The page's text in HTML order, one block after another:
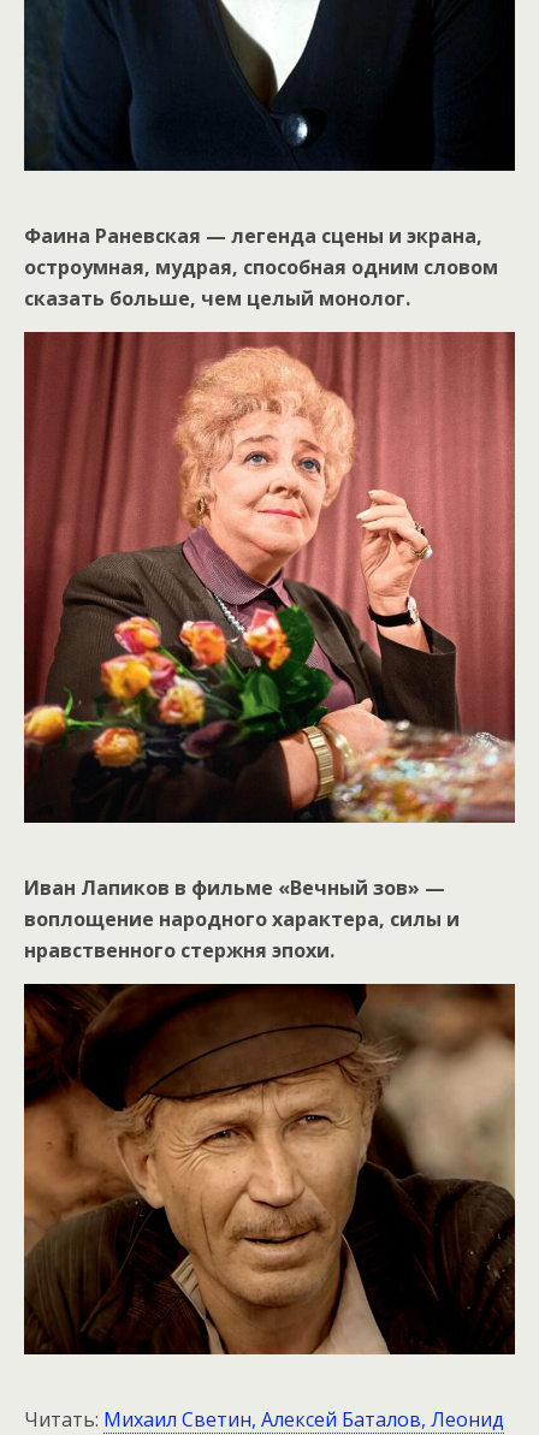
Фаина Раневская — легенда сцены и экрана,
остроумная, мудрая, способная одним словом
сказать больше, чем целый монолог.
Иван Лапиков в фильме «Вечный зов» —
воплощение народного характера, силы и
нравственного стержня эпохи.
Читать: Михаил Светин, Алексей Баталов, Леонид